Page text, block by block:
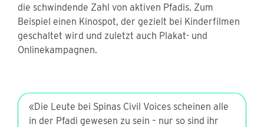
die schwindende Zahl von aktiven Pfadis. Zum
Beispiel einen Kinospot, der gezielt bei Kinderfilmen
geschaltet wird und zuletzt auch Plakat- und
Onlinekampagnen.
«Die Leute bei Spinas Civil Voices scheinen alle
in der Pfadi gewesen zu sein – nur so sind ihr